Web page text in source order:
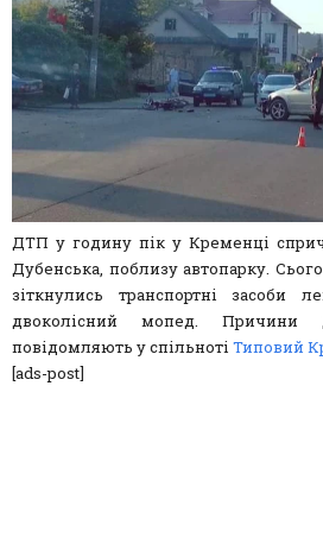
ДТП у годину пік у Кременці
Дубенська, поблизу автопарку.
зіткнулись транспортні засоби
двоколісний мопед.
повідомляють у спільноті Типовий
[ads-post]